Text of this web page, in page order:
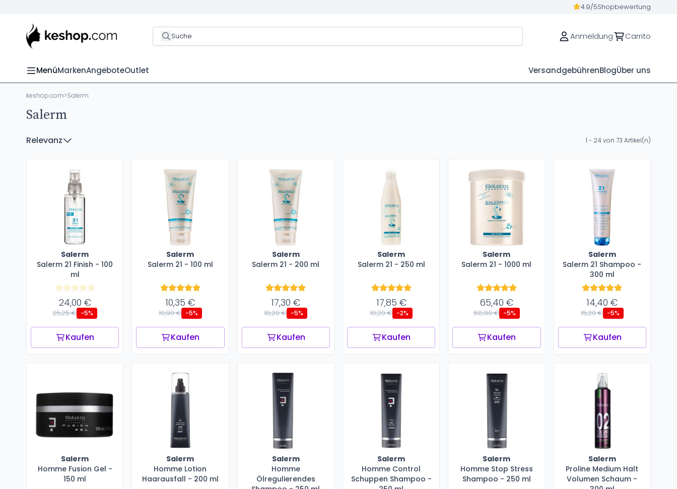
4.9/5Shopbewertung
Suche Anmeldung Carrito
MenúMarkenAngeboteOutlet VersandgebührenBlogÜber uns
keshop.com>Salerm
Salerm
Relevanz 1 - 24 von 73 Artikel(n)
Salerm
Salerm 21 Finish - 100
ml
24,00 €
25,25 € -5%
Kaufen
Salerm
Salerm 21 - 100 ml
10,35 €
10,90 € -5%
Kaufen
Salerm
Salerm 21 - 200 ml
17,30 €
18,20 € -5%
Kaufen
Salerm
Salerm 21 - 250 ml
17,85 €
18,20 € -2%
Kaufen
Salerm
Salerm 21 - 1000 ml
65,40 €
68,90 € -5%
Kaufen
Salerm
Salerm 21 Shampoo -
300 ml
14,40 €
15,20 € -5%
Kaufen
Salerm
Homme Fusion Gel -
150 ml
Salerm
Homme Lotion
Haarausfall - 200 ml
Salerm
Homme
Ölregulierendes
Salerm
Homme Control
Schuppen Shampoo -
Salerm
Homme Stop Stress
Shampoo - 250 ml
Salerm
Proline Medium Halt
Volumen Schaum -